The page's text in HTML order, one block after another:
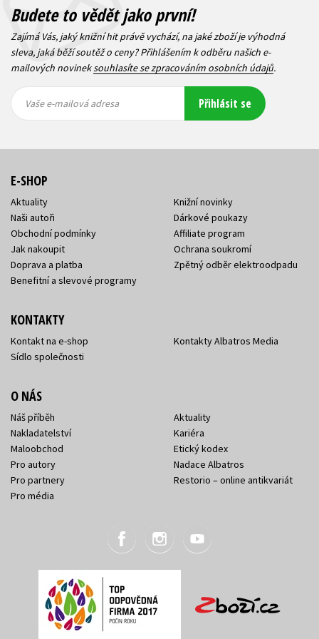
Budete to vědět jako první!
Zajímá Vás, jaký knižní hit právě vychází, na jaké zboží je výhodná
sleva, jaká běží soutěž o ceny? Přihlášením k odběru našich e-
mailových novineksouhlasíte se zpracováním osobních údajů.
mailová
mailová
Vaše e-mailová adresa Přihlásit se
E-SHOP
Aktuality
Naši autoři
Obchodní podmínky
Jak nakoupit
Doprava a platba
Benefitní a slevové programy
Knižní novinky
Dárkové poukazy
Affiliate program
Ochrana soukromí
Zpětný odběr elektroodpadu
KONTAKTY
Kontakt na e-shop
Sídlo společnosti
Kontakty Albatros Media
O NÁS
Náš příběh
Nakladatelství
Maloobchod
Pro autory
Pro partnery
Pro média
Aktuality
Kariéra
Etický kodex
Nadace Albatros
Restorio – online antikvariát